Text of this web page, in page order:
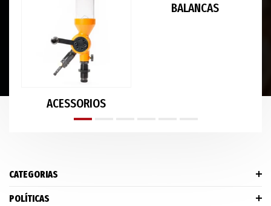
ACESSORIOS
BALANCAS
CATEGORIAS
POLÍTICAS